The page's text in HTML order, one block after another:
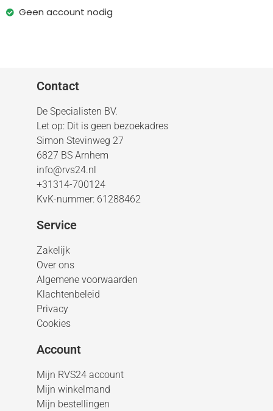
Geen account nodig
Contact
De Specialisten BV.
Let op: Dit is geen bezoekadres
Simon Stevinweg 27
6827 BS Arnhem
info@rvs24.nl
+31314-700124
KvK-nummer: 61288462
Service
Zakelijk
Over ons
Algemene voorwaarden
Klachtenbeleid
Privacy
Cookies
Account
Mijn RVS24 account
Mijn winkelmand
Mijn bestellingen